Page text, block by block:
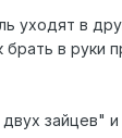
уходят в
в руки
двух зайцев"